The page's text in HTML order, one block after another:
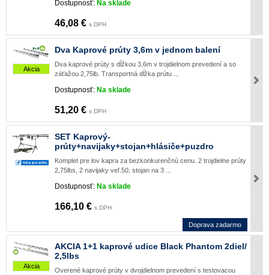
Dostupnosť: Na sklade
46,08 € s DPH
Akcia
Dva Kaprové prúty 3,6m v jednom balení
Dva kaprové prúty s dĺžkou 3,6m v trojdielnom prevedení a so
záťažou 2,75lb. Transportná dĺžka prútu ...
Dostupnosť: Na sklade
51,20 € s DPH
SET Kaprový-
prúty+navijaky+stojan+hlásiče+puzdro
Komplet pre lov kapra za bezkonkurenčnú cenu. 2 trojdielne prúty
2,75lbs, 2 navijaky veľ.50, stojan na 3 ...
Dostupnosť: Na sklade
166,10 € s DPH
Doprava zadarmo
Akcia
AKCIA 1+1 kaprové udice Black Phantom 2diel/
2,5lbs
Overené kaprové prúty v dvojdielnom prevedení s testovacou